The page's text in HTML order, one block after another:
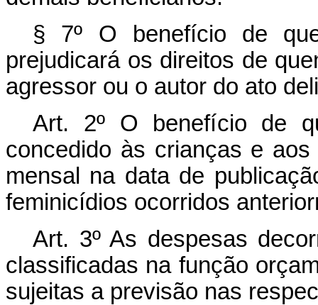
§ 7º O benefício de
prejudicará os direitos de
agressor ou o autor do ato
Art. 2º O benefício de
concedido às crianças e
mensal na data de
feminicídios ocorridos
Art. 3º As despesas
classificadas na função
sujeitas a previsão nas